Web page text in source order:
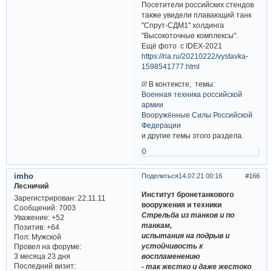
Посетители российских стендов
также увидели плавающий танк
"Спрут-СДМ1" холдинга
"Высокоточные комплексы".
Ещё фото с IDEX-2021
https://ria.ru/20210222/vystavka-
1598541777.html
/// В контексте, темы:
Военная техника российской
армии
Вооружённые Силы Российской
Федерации
и другие темы этого раздела.
0
Поделиться 166
14.07.21 00:16
imho
Лесничий
Зарегистрирован: 22.11.11
Сообщений:7003
Уважение: +52
Позитив: +64
Пол:Мужской
Провел на форуме:
3 месяца 23 дня
Последний визит:
Институт бронетанкового
вооружения и техники
Стрельба из танков и по
танкам,
испытания на подрыв и
устойчивость к
воспламенению
- так жестко и даже жестоко